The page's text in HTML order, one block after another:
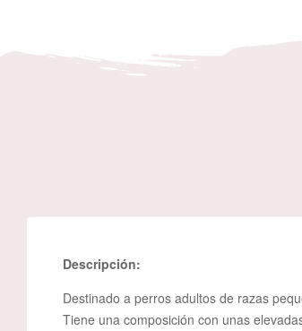
Descripción:
Destinado a perros adultos de razas
Tiene una composición con unas